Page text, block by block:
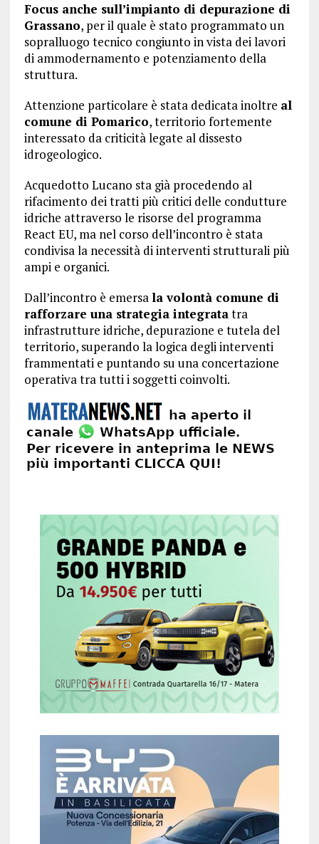
Focus anche sull’impianto di depurazione di
Grassano, per il quale è stato programmato un
sopralluogo tecnico congiunto in vista dei lavori
di ammodernamento e potenziamento della
struttura.
Attenzione particolare è stata dedicata inoltre al
comune di Pomarico, territorio fortemente
interessato da criticità legate al dissesto
idrogeologico.
Acquedotto Lucano sta già procedendo al
rifacimento dei tratti più critici delle condutture
idriche attraverso le risorse del programma
React EU, ma nel corso dell’incontro è stata
condivisa la necessità di interventi strutturali più
ampi e organici.
Dall’incontro è emersala volontà comune di
rafforzare una strategia integratatra
infrastrutture idriche, depurazione e tutela del
territorio, superando la logica degli interventi
frammentati e puntando su una concertazione
operativa tra tutti i soggetti coinvolti.